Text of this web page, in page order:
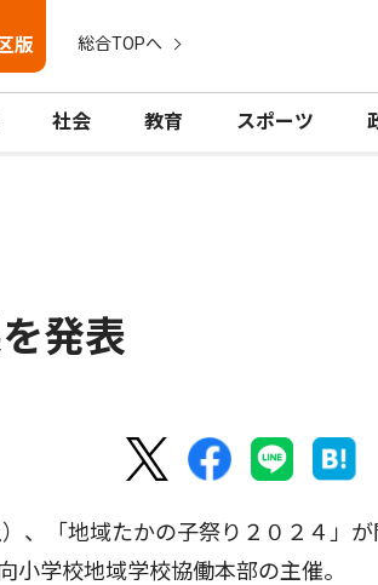
版 総合TOPへ
社会 教育 スポーツ
発表
、「地域たかの子祭り２０２４」
小学校地域学校協働本部の主催。